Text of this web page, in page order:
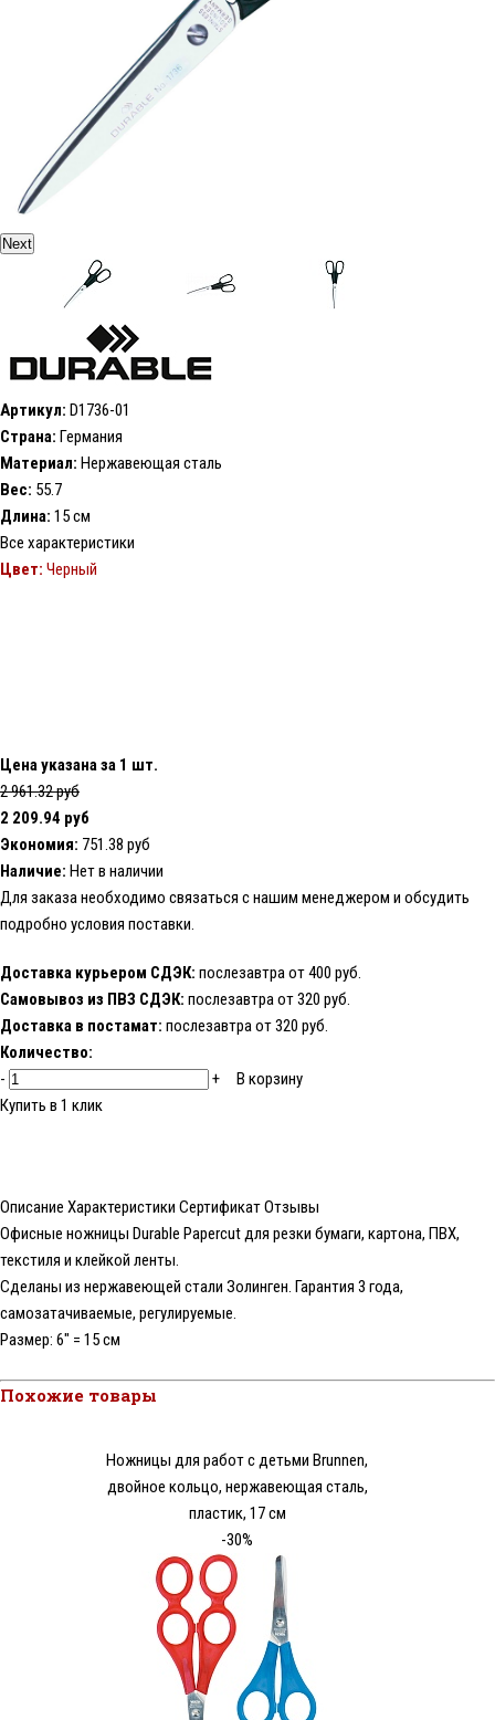
Next
Артикул: D1736-01
Страна: Германия
Материал: Нержавеющая сталь
Вес: 55.7
Длина: 15 см
Все характеристики
Цвет: Черный
Цена указана за 1 шт.
2 961.32 руб
2 209.94 руб
Экономия: 751.38 руб
Наличие: Нет в наличии
Для заказа необходимо связаться с нашим менеджером и обсудить
подробно условия поставки.
Доставка курьером СДЭК: послезавтра от 400 руб.
Самовывоз из ПВЗ СДЭК: послезавтра от 320 руб.
Доставка в постамат: послезавтра от 320 руб.
Количество:
-
+
В корзину
Купить в 1 клик
Описание Характеристики СертификатОтзывы
Офисные ножницы Durable Papercut для резки бумаги, картона, ПВХ,
текстиля и клейкой ленты.
Сделаны из нержавеющей стали Золинген. Гарантия 3 года,
самозатачиваемые, регулируемые.
Размер: 6" = 15 см
Похожие товары
Ножницы для работ с детьми Brunnen,
двойное кольцо, нержавеющая сталь,
пластик, 17 см
-30%